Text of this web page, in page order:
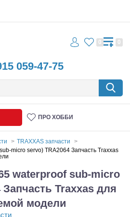
059-47-75
0 0
ПРО ХОББИ
TRAXXAS запчасти
micro servo) TRA2064 Запчасть Traxxas
waterproof sub-micro
Запчасть Traxxas для
модели